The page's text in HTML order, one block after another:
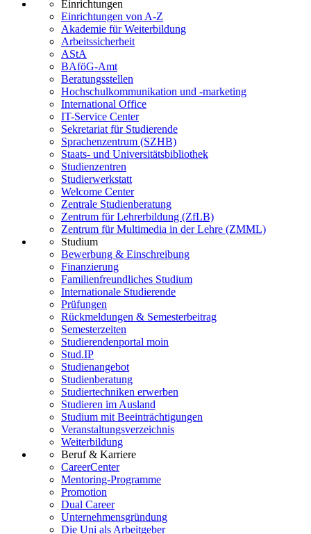
Einrichtungen
Einrichtungen von A-Z
Akademie für Weiterbildung
Arbeitssicherheit
AStA
BAföG-Amt
Beratungsstellen
Hochschulkommunikation und -marketing
International Office
IT-Service Center
Sekretariat für Studierende
Sprachenzentrum (SZHB)
Staats- und Universitätsbibliothek
Studienzentren
Studierwerkstatt
Welcome Center
Zentrale Studienberatung
Zentrum für Lehrerbildung (ZfLB)
Zentrum für Multimedia in der Lehre (ZMML)
Studium
Bewerbung & Einschreibung
Finanzierung
Familienfreundliches Studium
Internationale Studierende
Prüfungen
Rückmeldungen & Semesterbeitrag
Semesterzeiten
Studierendenportal moin
Stud.IP
Studienangebot
Studienberatung
Studiertechniken erwerben
Studieren im Ausland
Studium mit Beeinträchtigungen
Veranstaltungsverzeichnis
Weiterbildung
Beruf & Karriere
CareerCenter
Mentoring-Programme
Promotion
Dual Career
Unternehmensgründung
Die Uni als Arbeitgeber